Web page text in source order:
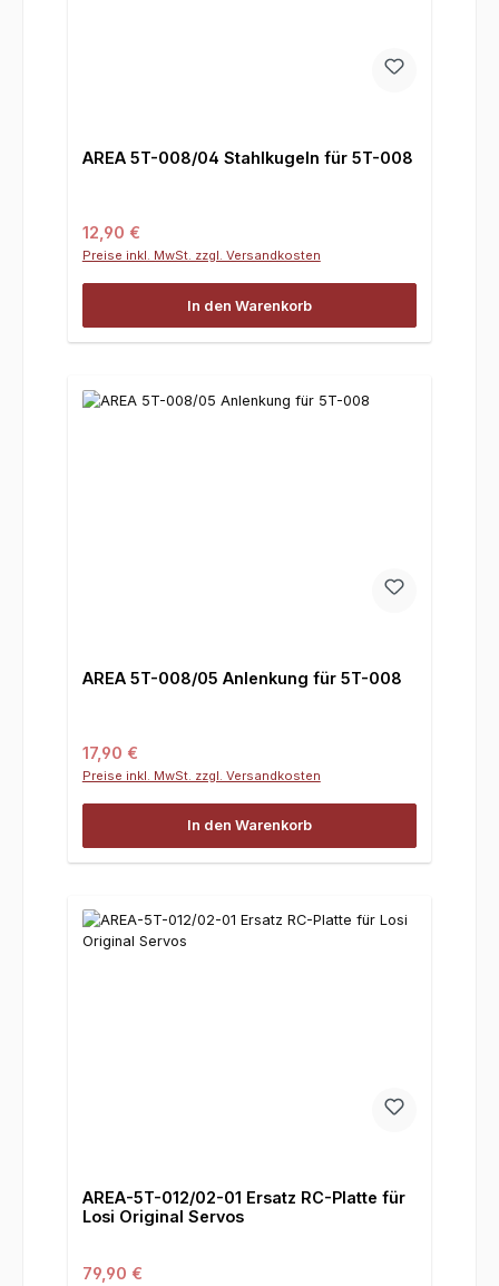
AREA 5T-008/04 Stahlkugeln für 5T-008
Regulärer Preis:
12,90 €
Preise inkl. MwSt. zzgl. Versandkosten
In den Warenkorb
AREA 5T-008/05 Anlenkung für 5T-008
Regulärer Preis:
17,90 €
Preise inkl. MwSt. zzgl. Versandkosten
In den Warenkorb
AREA-5T-012/02-01 Ersatz RC-Platte für
Losi Original Servos
Regulärer Preis:
79,90 €